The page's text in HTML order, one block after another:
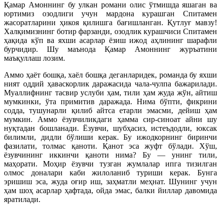
Қамар Амоннинг бу улкан романи олис ўтмишда яшаган ва
юртимиз озодлиги учун мардона курашган Спитамен
жасоратларини ҳикоя қилишга бағишланган. Қутлуғ мавзу!
Халқимизнинг ботир фарзанди, озодлик курашчиси Спитамен
ҳақида кўп ва яхши асарлар ёзиш ижод аҳлининг шарафли
бурчидир. Шу маънода Қамар Амоннинг журъатини
маъқуллаш лозим.
Аммо ҳаёт бошқа, хаёл бошқа деганларидек, романда бу яхши
ният оддий ҳаваскорлик даражасида чала-чулпа бажарилади.
Муаллифнинг тасвир услуби ҳам, тили ҳам жуда жўн, айтиш
мумкинки, ўта примитив даражада. Нима бўпти, фикрини
содда, тушунарли қилиб айтса етарли эмасми, дейиш ҳам
мумкин. Аммо ёзувчиликдаги ҳамма сир-синоат айни шу
нуқтадан бошланади. Ёзувчи, шубҳасиз, истеъдодли, юксак
билимли, дидли бўлиши керак. Бу ижодкорнинг биринчи
фазилати, толмас қаноти. Қанот эса жуфт бўлади. Хўш,
ёзувчининг иккинчи қаноти нима? Бу — унинг тили,
маҳорати. Моҳир ёзувчи тузган жумлалар ипга тизилган
олмос доналари каби жилоланиб туриши керак. Бунга
эришиш эса, жуда оғир иш, заҳматли меҳнат. Шунинг учун
ҳам шоҳ асарлар ҳафтада, ойда эмас, балки йиллар давомида
яратилади.